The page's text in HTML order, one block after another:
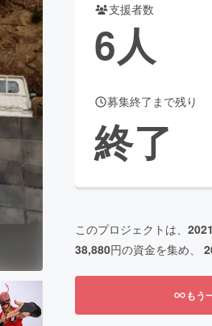
ビューティー・ヘルスケア
Creation
コミュニティ
支援者数
6人
募集終了まで残り
終了
このプロジェクトは、
38,880円の資金を集め、
もう